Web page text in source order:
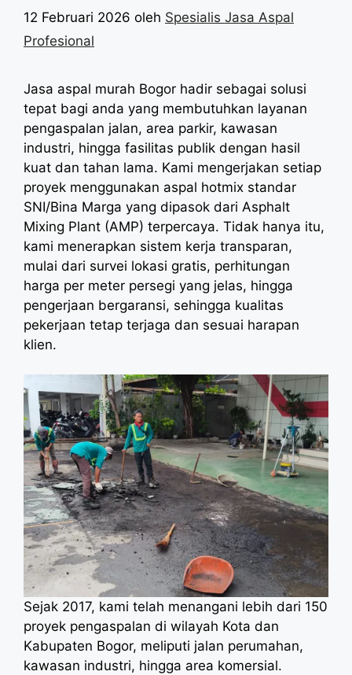
12 Februari 2026 oleh Spesialis Jasa Aspal
Profesional
Jasa aspal murah Bogor hadir sebagai solusi
tepat bagi anda yang membutuhkan layanan
pengaspalan jalan, area parkir, kawasan
industri, hingga fasilitas publik dengan hasil
kuat dan tahan lama. Kami mengerjakan setiap
proyek menggunakan aspal hotmix standar
SNI/Bina Marga yang dipasok dari Asphalt
Mixing Plant (AMP) terpercaya. Tidak hanya itu,
kami menerapkan sistem kerja transparan,
mulai dari survei lokasi gratis, perhitungan
harga per meter persegi yang jelas, hingga
pengerjaan bergaransi, sehingga kualitas
pekerjaan tetap terjaga dan sesuai harapan
klien.
Sejak 2017, kami telah menangani lebih dari 150
proyek pengaspalan di wilayah Kota dan
Kabupaten Bogor, meliputi jalan perumahan,
kawasan industri, hingga area komersial.